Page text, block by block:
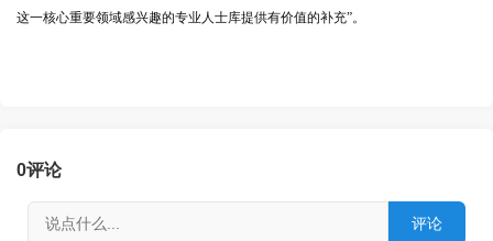
这一核心重要领域感兴趣的专业人士库提供有价值的补充”。
0评论